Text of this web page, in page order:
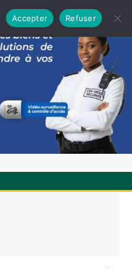
Accepter Refuser